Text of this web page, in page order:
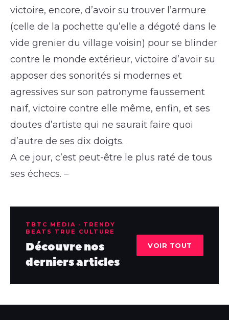
victoire, encore, d’avoir su trouver l’armure
(celle de la pochette qu’elle a dégoté dans le
vide grenier du village voisin) pour se blinder
contre le monde extérieur, victoire d’avoir su
apposer des sonorités si modernes et
agressives sur son patronyme faussement
naïf, victoire contre elle même, enfin, et ses
doutes d’artiste qui ne saurait faire quoi
d’autre de ses dix doigts.
A ce jour, c’est peut-être le plus raté de tous
ses échecs. –
TBTC MEDIA · TRENDY
BEATS TRUE CULTURE
Découvre nos
derniers articles
VOIR TOUT